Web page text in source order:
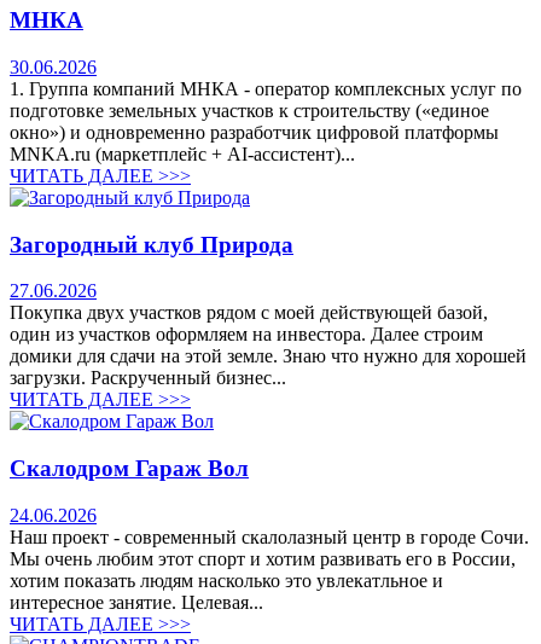
МНКА
30.06.2026
1. Группа компаний МНКА - оператор комплексных услуг по
подготовке земельных участков к строительству («единое
окно») и одновременно разработчик цифровой платформы
MNKA.ru (маркетплейс + AI-ассистент)...
ЧИТАТЬ ДАЛЕЕ >>>
Загородный клуб Природа
27.06.2026
Покупка двух участков рядом с моей действующей базой,
один из участков оформляем на инвестора. Далее строим
домики для сдачи на этой земле. Знаю что нужно для хорошей
загрузки. Раскрученный бизнес...
ЧИТАТЬ ДАЛЕЕ >>>
Скалодром Гараж Вол
24.06.2026
Наш проект - современный скалолазный центр в городе Сочи.
Мы очень любим этот спорт и хотим развивать его в России,
хотим показать людям насколько это увлекатльное и
интересное занятие. Целевая...
ЧИТАТЬ ДАЛЕЕ >>>